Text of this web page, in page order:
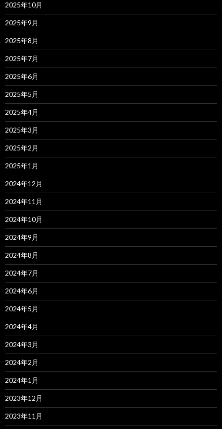
2025年10月
2025年9月
2025年8月
2025年7月
2025年6月
2025年5月
2025年4月
2025年3月
2025年2月
2025年1月
2024年12月
2024年11月
2024年10月
2024年9月
2024年8月
2024年7月
2024年6月
2024年5月
2024年4月
2024年3月
2024年2月
2024年1月
2023年12月
2023年11月